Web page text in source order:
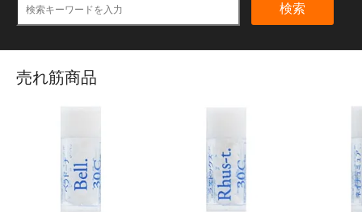
検索
売れ筋商品